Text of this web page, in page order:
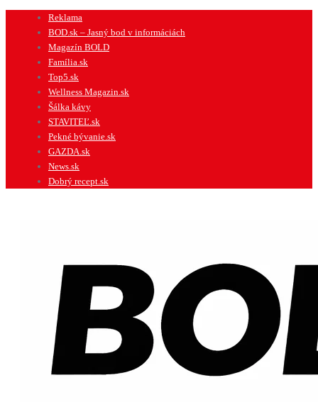
Preskočiť
Reklama
BOD.sk – Jasný bod v informáciách
Magazín BOLD
Família.sk
Top5.sk
Wellness Magazin.sk
Šálka kávy
STAVITEĽ.sk
Pekné bývanie.sk
GAZDA.sk
News.sk
Dobrý recept.sk